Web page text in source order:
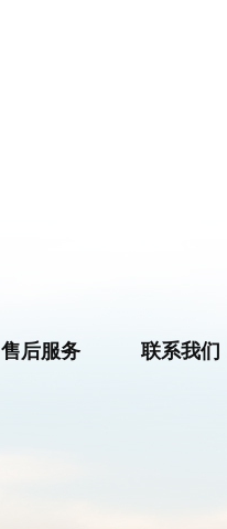
售后服务 联系我们